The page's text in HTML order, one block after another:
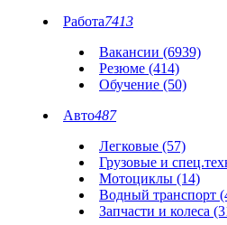
Работа7413
Вакансии (6939)
Резюме (414)
Обучение (50)
Авто487
Легковые (57)
Грузовые и
Мотоциклы (14)
Водный транспорт
Запчасти и колеса